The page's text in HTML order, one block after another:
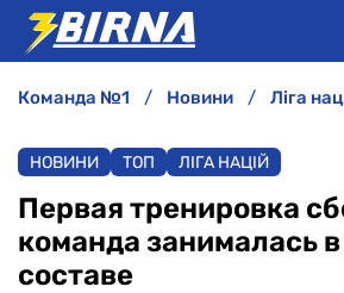
АНАЛІТИКА
ІНТЕРВ'Ю
команда №1 новини ліга
НОВИНИ ТОП ЛІГА НАЦІЙ
Первая тренировка
команда занималась
составе